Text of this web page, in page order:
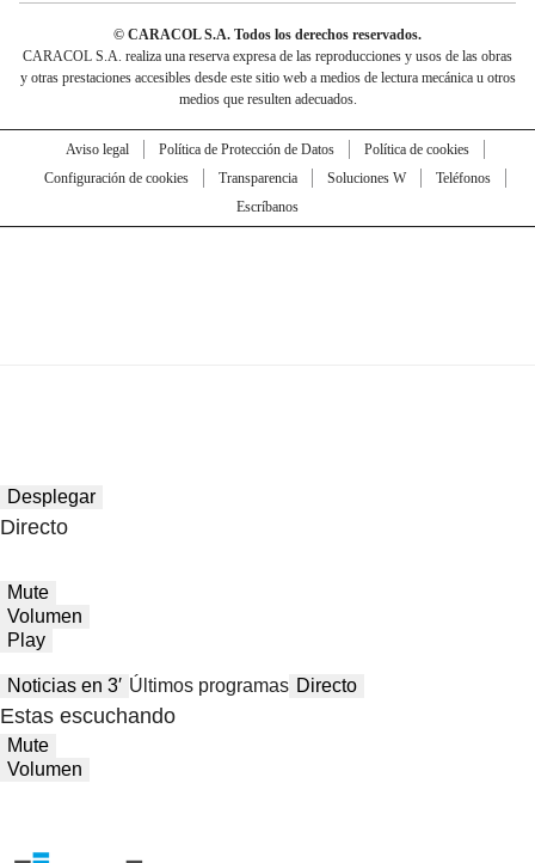
© CARACOL S.A. Todos los derechos reservados.
CARACOL S.A. realiza una reserva expresa de las reproducciones y usos de las obras
y otras prestaciones accesibles desde este sitio web a medios de lectura mecánica u otros
medios que resulten adecuados.
Aviso legal Política de Protección de Datos
Política de cookies
Configuración de cookies
Transparencia Soluciones W
Teléfonos
Escríbanos
Desplegar
Directo
Mute
Volumen
Play
Noticias en 3′ Últimos programas Directo
Estas escuchando
Mute
Volumen